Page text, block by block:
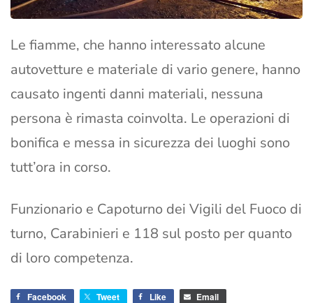
Le fiamme, che hanno interessato alcune
autovetture e materiale di vario genere, hanno
causato ingenti danni materiali, nessuna
persona è rimasta coinvolta. Le operazioni di
bonifica e messa in sicurezza dei luoghi sono
tutt’ora in corso.
Funzionario e Capoturno dei Vigili del Fuoco di
turno, Carabinieri e 118 sul posto per quanto
di loro competenza.
Facebook Tweet Like Email